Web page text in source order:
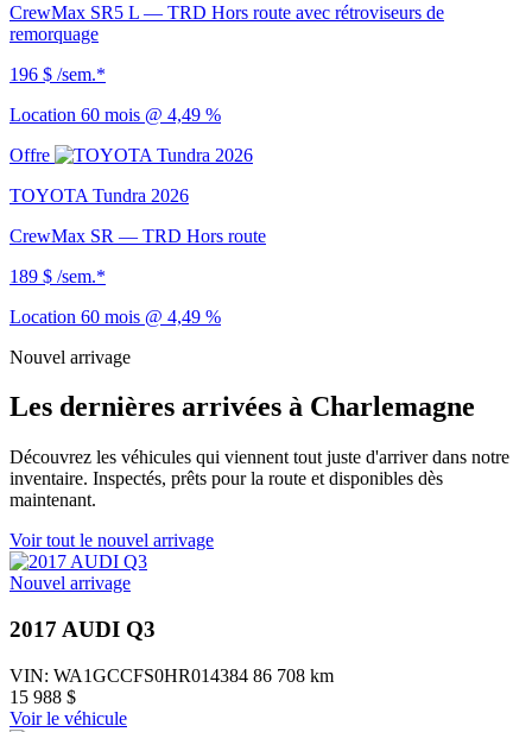
CrewMax SR5 L — TRD Hors route avec rétroviseurs de
remorquage
196 $ /sem.*
Location 60 mois @ 4,49 %
Offre
TOYOTA Tundra 2026
CrewMax SR — TRD Hors route
189 $ /sem.*
Location 60 mois @ 4,49 %
Nouvel arrivage
Les dernières arrivées à Charlemagne
Découvrez les véhicules qui viennent tout juste d'arriver dans notre
inventaire. Inspectés, prêts pour la route et disponibles dès
maintenant.
Voir tout le nouvel arrivage
Nouvel arrivage
2017 AUDI Q3
VIN: WA1GCCFS0HR014384 86 708 km
15 988 $
Voir le véhicule